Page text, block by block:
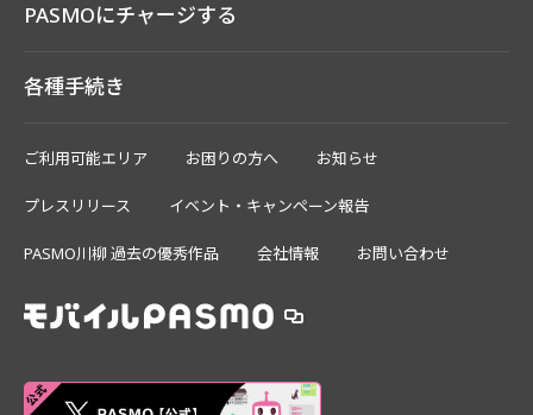
PASMOにチャージする
各種手続き
ご利用可能エリア お困りの方へ お知らせ
プレスリリース イベント・キャンペーン報告
PASMO川柳 過去の優秀作品 会社情報 お問い合わせ